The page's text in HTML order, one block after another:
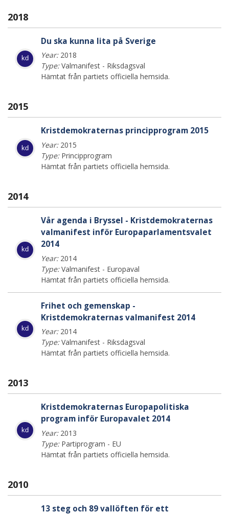
2018
kd
Du ska kunna lita på Sverige
Year:2018
Type:Valmanifest - Riksdagsval
Hämtat från partiets officiella hemsida.
2015
kd
Kristdemokraternas principprogram 2015
Year:2015
Type:Principprogram
Hämtat från partiets officiella hemsida.
2014
kd
Vår agenda i Bryssel - Kristdemokraternas
valmanifest inför Europaparlamentsvalet
2014
Year:2014
Type:Valmanifest - Europaval
Hämtat från partiets officiella hemsida.
kd
Frihet och gemenskap -
Kristdemokraternas valmanifest 2014
Year:2014
Type:Valmanifest - Riksdagsval
Hämtat från partiets officiella hemsida.
2013
kd
Kristdemokraternas Europapolitiska
program inför Europavalet 2014
Year:2013
Type:Partiprogram - EU
Hämtat från partiets officiella hemsida.
2010
13 steg och 89 vallöften för ett